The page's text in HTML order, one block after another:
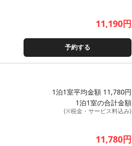
11,190円
予約する
1泊1室平均金額 11,780円
1泊1室の合計金額
(※税金・サービス料込み)
11,780円